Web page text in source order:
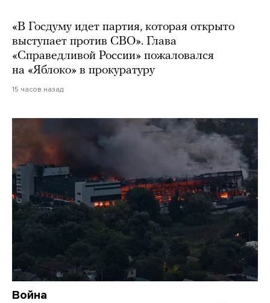
«В Госдуму идет партия, которая открыто
выступает против СВО». Глава
«Справедливой России» пожаловался
на «Яблоко» в прокуратуру
15 часов назад
Война